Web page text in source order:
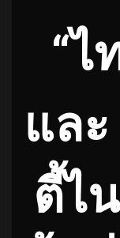
“ไ
และ
ตี้ไ